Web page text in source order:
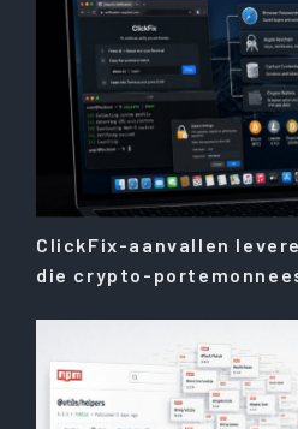
ClickFix-aanvallen
die crypto-